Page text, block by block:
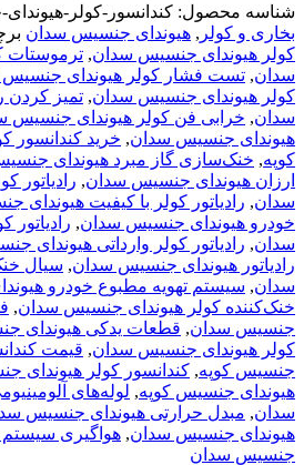
شناسه محصول: کندانسور-کولر-
بخاری و کولر , هیوندای جنسیس سدان
کولر هیوندای جنسیس سدان, ترموستات
سدان, تست فشار کولر هیوندای
کولر هیوندای جنسیس سدان, تمیز کردن
سدان, خرابی فن کولر هیوندای جنسیس
هیوندای جنسیس سدان, خرید کندانسور
کوپه, خنک‌سازی گاز مبرد هیوندای
ارزان هیوندای جنسیس سدان, رادیاتور
سدان, رادیاتور کولر با کیفیت هیوندای
خودرو هیوندای جنسیس سدان,
سدان, رادیاتور کولر وارداتی هیوندای
رادیاتور هیوندای جنسیس سدان, سیال
سدان, سیستم تهویه مطبوع خودرو
خنک‌کننده کولر هیوندای جنسیس سدان,
جنسیس سدان, قطعات یدکی هیوندای
کولر هیوندای جنسیس سدان, قیمت
جنسیس کوپه, کندانسور کولر هیوندای
هیوندای جنسیس کوپه, لوله‌های
سدان, مبدل حرارتی هیوندای جنسیس
هیوندای جنسیس سدان, هواگیری سیستم
جنسیس سدان